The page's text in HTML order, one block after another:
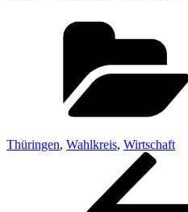
Thüringen, Wahlkreis, Wirtschaft
Beitragsnavigation